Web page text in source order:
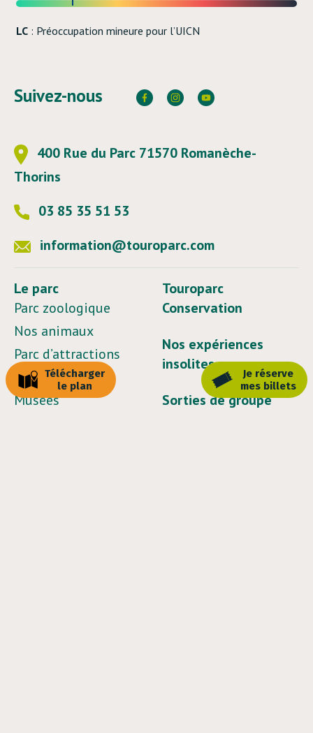
Je réserve
mes billets
Télécharger
le plan
LC : Préoccupation mineure pour l’UICN
Suivez-nous
400 Rue du Parc 71570 Romanèche-
Thorins
03 85 35 51 53
information@touroparc.com
Le parc
Parc zoologique
Nos animaux
Parc d’attractions
Parc aquatique
Musées
Touroparc
Conservation
Nos expériences
insolites
Sorties de groupe